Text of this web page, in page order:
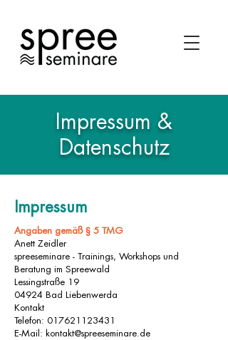
Impressum &
Datenschutz
Impressum
Angaben gemäß § 5 TMG
Anett Zeidler
spreeseminare - Trainings, Workshops und
Beratung im Spreewald
Lessingstraße 19
04924 Bad Liebenwerda
Kontakt
Telefon: 017621123431
E-Mail: kontakt@spreeseminare.de